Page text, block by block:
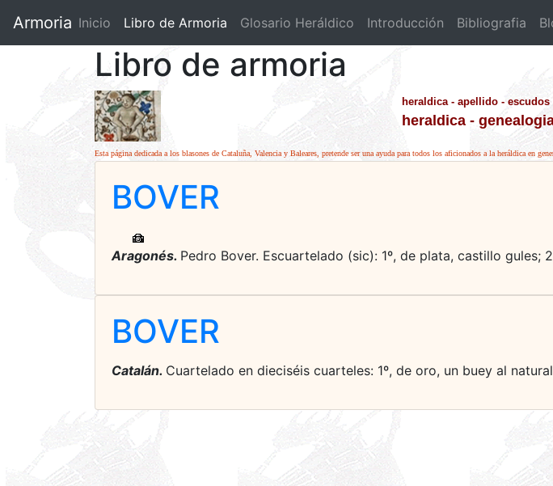
Armoria Inicio Libro de Armoria (current)
Glosario Heráldico Introducción Bibliografia
Libro de armoria
heraldica - apellido - escudos
heraldica -
Esta página dedicada a los blasones de Cataluña, Valencia y Baleares, pretende ser una ayuda para todos los aficionados a la heráldica en
BOVER
Aragonés. Pedro Bover. Escuartelado (sic): 1º, de plata, castillo
BOVER
Catalán. Cuartelado en dieciséis cuarteles: 1º, de oro, un buey al